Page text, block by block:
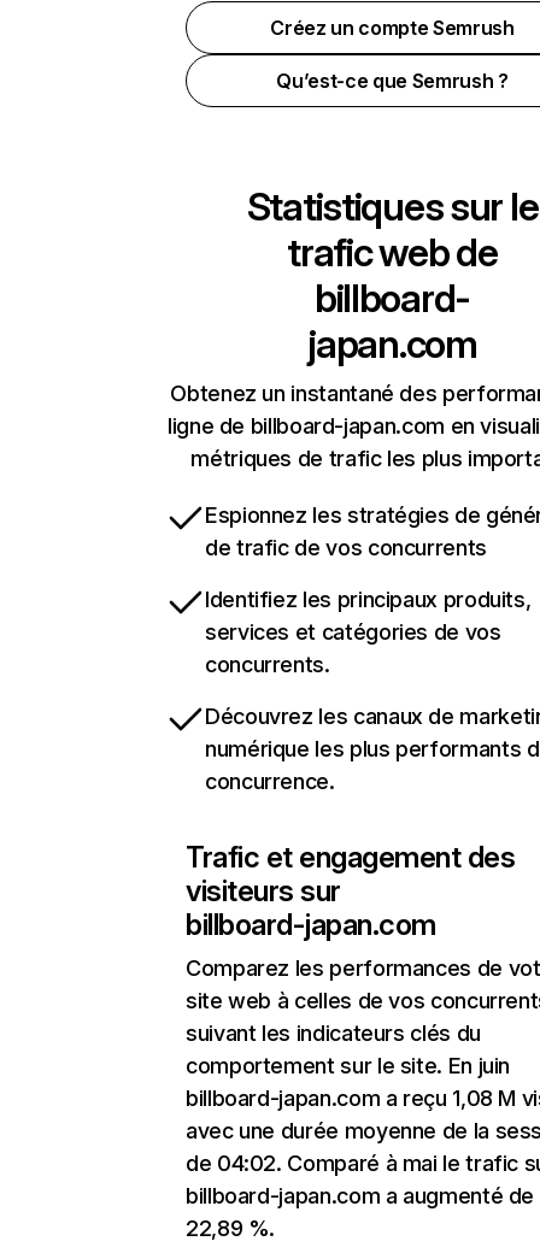
Créez un compte Semrush
Qu’est-ce que Semrush ?
Statistiques sur le
trafic web de
billboard-
japan.com
Obtenez un instantané des
ligne de billboard-japan.com en
métriques de trafic les plus
Espionnez les stratégies de
de trafic de vos concurrents
Identifiez les principaux produits,
services et catégories de vos
concurrents.
Découvrez les canaux de
numérique les plus performants
concurrence.
Trafic et engagement des
visiteurs sur
billboard-japan.com
Comparez les performances de
site web à celles de vos
suivant les indicateurs clés du
comportement sur le site. En juin
billboard-japan.com a reçu 1,08 M
avec une durée moyenne de la
de 04:02. Comparé à mai le trafic
billboard-japan.com a augmenté de
22,89 %.